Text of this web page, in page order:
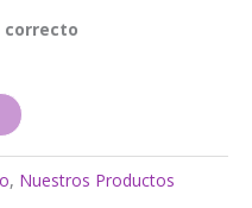
correcto
, Nuestros Productos